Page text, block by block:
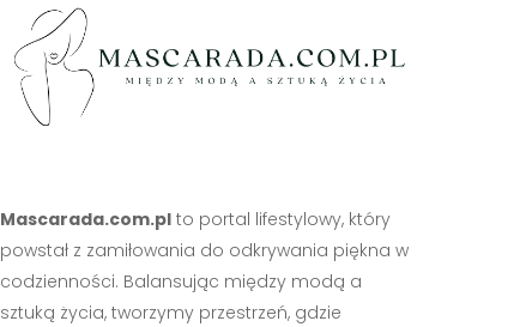
Mascarada.com.plto portal lifestylowy, który
powstał z zamiłowania do odkrywania piękna w
codzienności. Balansując między modą a
sztuką życia, tworzymy przestrzeń, gdzie